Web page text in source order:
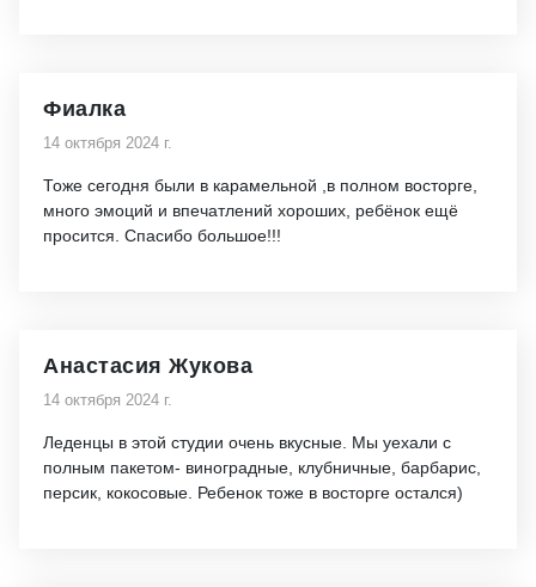
Фиалка
14 октября 2024 г.
Тоже сегодня были в карамельной ,в полном восторге,
много эмоций и впечатлений хороших, ребёнок ещё
просится. Спасибо большое!!!
Анастасия Жукова
14 октября 2024 г.
Леденцы в этой студии очень вкусные. Мы уехали с
полным пакетом- виноградные, клубничные, барбарис,
персик, кокосовые. Ребенок тоже в восторге остался)